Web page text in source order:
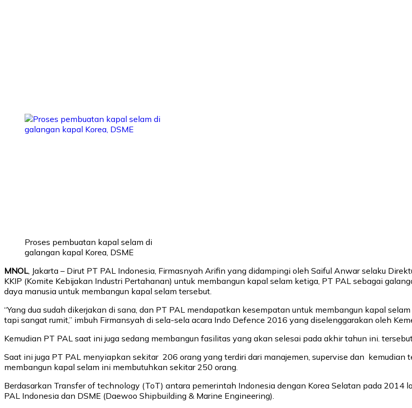
Proses pembuatan kapal selam di
galangan kapal Korea, DSME
MNOL, Jakarta – Dirut PT PAL Indonesia, Firmasnyah Arifin yang didampingi oleh Saiful Anwar selaku
KKIP (Komite Kebijakan Industri Pertahanan) untuk membangun kapal selam ketiga, PT PAL sebagai
daya manusia untuk membangun kapal selam tersebut.
“Yang dua sudah dikerjakan di sana, dan PT PAL mendapatkan kesempatan untuk membangun kapal
tapi sangat rumit,” imbuh Firmansyah di sela-sela acara Indo Defence 2016 yang diselenggarakan oleh
Kemudian PT PAL saat ini juga sedang membangun fasilitas yang akan selesai pada akhir tahun ini.
Saat ini juga PT PAL menyiapkan sekitar 206 orang yang terdiri dari manajemen, supervise dan kemudian
membangun kapal selam ini membutuhkan sekitar 250 orang.
Berdasarkan Transfer of technology (ToT) antara pemerintah Indonesia dengan Korea Selatan pada 2014
PAL Indonesia dan DSME (Daewoo Shipbuilding & Marine Engineering).